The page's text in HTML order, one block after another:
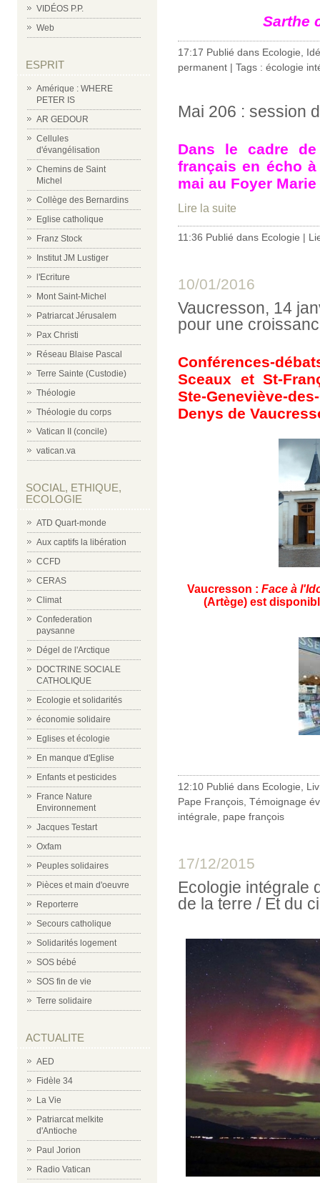
VIDÉOS P.P.
Web
ESPRIT
Amérique : WHERE
PETER IS
AR GEDOUR
Cellules
d'évangélisation
Chemins de Saint
Michel
Collège des Bernardins
Eglise catholique
Franz Stock
Institut JM Lustiger
l'Ecriture
Mont Saint-Michel
Patriarcat Jérusalem
Pax Christi
Réseau Blaise Pascal
Terre Sainte (Custodie)
Théologie
Théologie du corps
Vatican II (concile)
vatican.va
SOCIAL, ETHIQUE,
ECOLOGIE
ATD Quart-monde
Aux captifs la libération
CCFD
CERAS
Climat
Confederation
paysanne
Dégel de l'Arctique
DOCTRINE SOCIALE
CATHOLIQUE
Ecologie et solidarités
économie solidaire
Eglises et écologie
En manque d'Eglise
Enfants et pesticides
France Nature
Environnement
Jacques Testart
Oxfam
Peuples solidaires
Pièces et main d'oeuvre
Reporterre
Secours catholique
Solidarités logement
SOS bébé
SOS fin de vie
Terre solidaire
ACTUALITE
AED
Fidèle 34
La Vie
Patriarcat melkite
d'Antioche
Paul Jorion
Radio Vatican
Sarthe
17:17 Publié dans Ecologie
permanent | Tags : écologie
Mai 206 : session
Dans le cadre
français en écho
mai au Foyer
Lire la suite
11:36 Publié dans Ecologie |
10/01/2016
Vaucresson, 14
pour une
Conférences-
Sceaux et St-
Ste-Geneviève-
Denys de
Vaucresson : Face à
(Artège) est
12:10 Publié dans Ecologie
Pape François Témoignage
intégrale
pape françois
17/12/2015
Ecologie intégrale
de la terre / Et du